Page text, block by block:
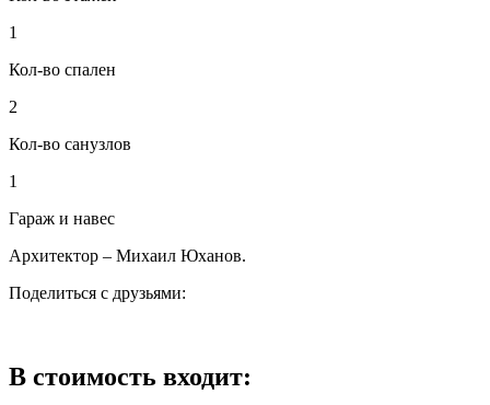
1
Кол-во спален
2
Кол-во санузлов
1
Гараж и навес
Архитектор – Михаил Юханов.
Поделиться с друзьями:
В стоимость входит: